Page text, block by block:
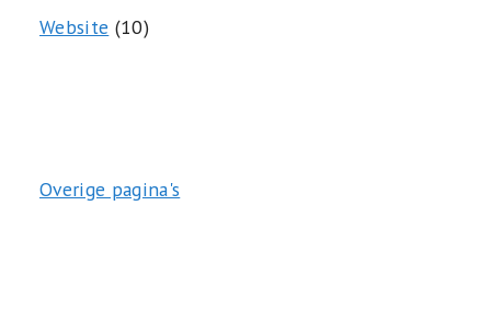
Website (10)
Overige pagina's